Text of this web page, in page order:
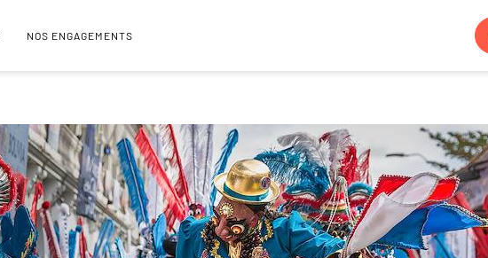
NOS ENGAGEMENTS